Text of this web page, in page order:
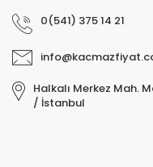
0(541) 375 14 21
Halkalı Merkez Mah.
/ İstanbul